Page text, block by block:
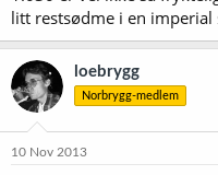
litt restsødme i en imperial
loebrygg
Norbrygg-medlem
10 Nov 2013